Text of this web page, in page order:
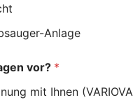
Anlage
vor? *
mit Ihnen